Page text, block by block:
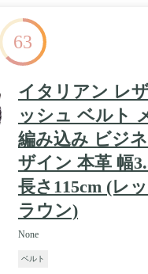
63
イタリアン レ
ッシュ ベルト
編み込み ビジ
ザイン 本革 幅
長さ115cm (レ
ラウン)
None
ベルト